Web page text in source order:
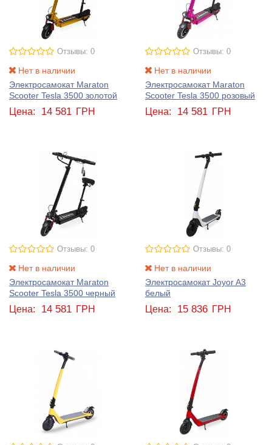
Отзывы: 0
Нет в наличии
Электросамокат Maraton
Scooter Tesla 3500 золотой
Цена: 14 581 ГРН
Отзывы: 0
Нет в наличии
Электросамокат Maraton
Scooter Tesla 3500 розовый
Цена: 14 581 ГРН
Отзывы: 0
Нет в наличии
Электросамокат Maraton
Scooter Tesla 3500 черный
Цена: 14 581 ГРН
Отзывы: 0
Нет в наличии
Электросамокат Joyor A3
белый
Цена: 15 836 ГРН